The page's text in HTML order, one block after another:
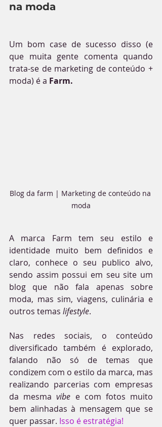
na moda
Um bom case de sucesso disso (e
que muita gente comenta quando
trata-se de marketing de conteúdo +
moda) é a Farm.
Blog da farm | Marketing de conteúdo na
moda
A marca Farm tem seu estilo e
identidade muito bem definidos e
claro, conhece o seu publico alvo,
sendo assim possui em seu site um
blog que não fala apenas sobre
moda, mas sim, viagens, culinária e
outros temas lifestyle.
Nas redes sociais, o conteúdo
diversificado também é explorado,
falando não só de temas que
condizem com o estilo da marca, mas
realizando parcerias com empresas
da mesma vibe e com fotos muito
bem alinhadas à mensagem que se
quer passar. Isso é estratégia!